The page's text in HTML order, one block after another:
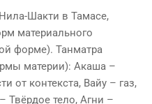
Шакти в Тамасе,
материального
форме). Танматра
материи): Акаша –
от контекста, Вайу – газ,
Твёрдое тело, Агни –